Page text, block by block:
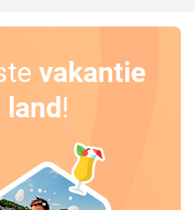
vakantie
land!